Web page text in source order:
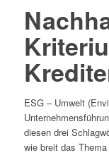
ESG – Umwelt
diesen drei
wie breit das